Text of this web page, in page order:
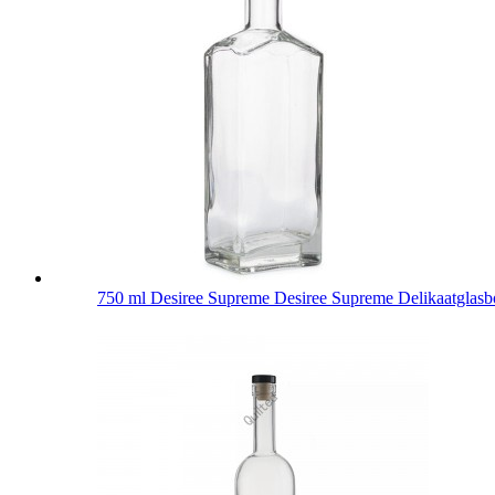
750 ml Desiree Supreme Desiree Supreme